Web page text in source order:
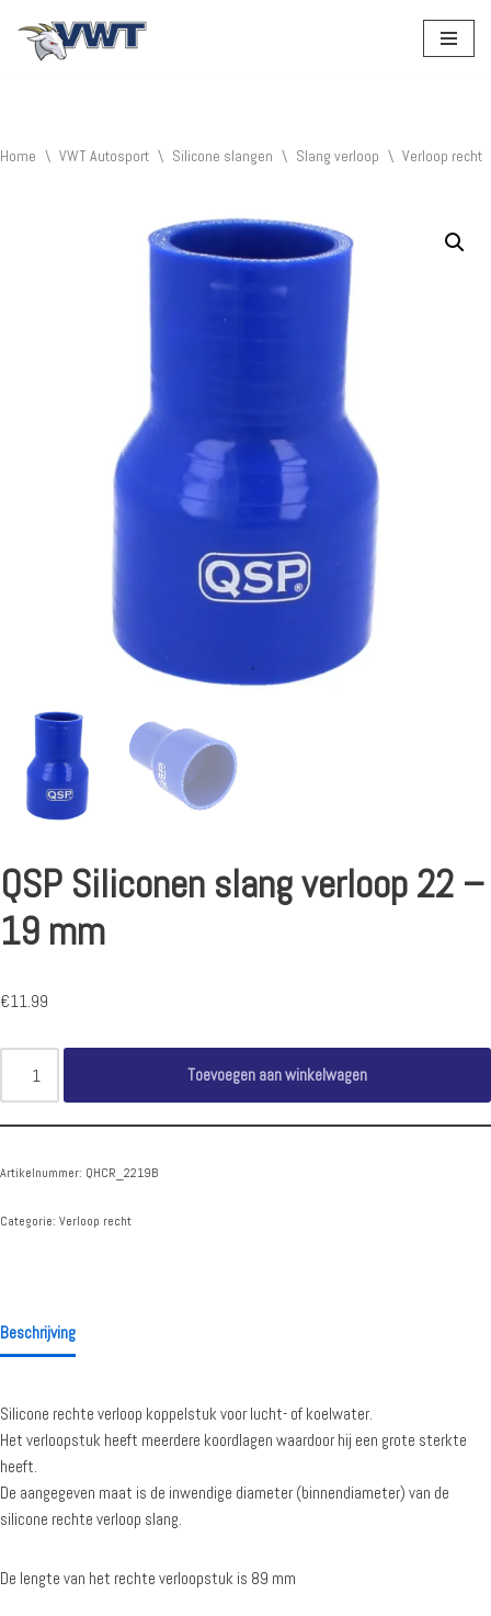
Home \ VWT Autosport \ Silicone slangen \ Slang verloop \ Verloop recht
QSP Siliconen slang verloop 22 –
19 mm
€11.99
Toevoegen aan winkelwagen
Artikelnummer: QHCR_2219B
Categorie: Verloop recht
Beschrijving
Silicone rechte verloop koppelstuk voor lucht- of koelwater.
Het verloopstuk heeft meerdere koordlagen waardoor hij een grote sterkte
heeft.
De aangegeven maat is de inwendige diameter (binnendiameter) van de
silicone rechte verloop slang.
De lengte van het rechte verloopstuk is 89 mm